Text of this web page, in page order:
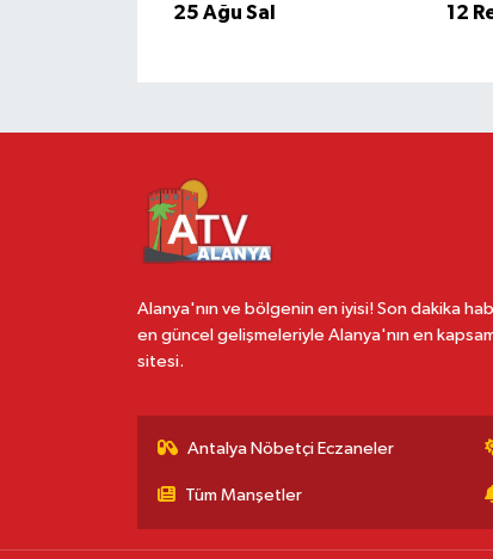
25 Ağu Sal
12
Alanya'nın ve bölgenin en iyisi! Son dakika
en güncel gelişmeleriyle Alanya'nın en
sitesi.
Antalya Nöbetçi Eczaneler
Tüm Manşetler